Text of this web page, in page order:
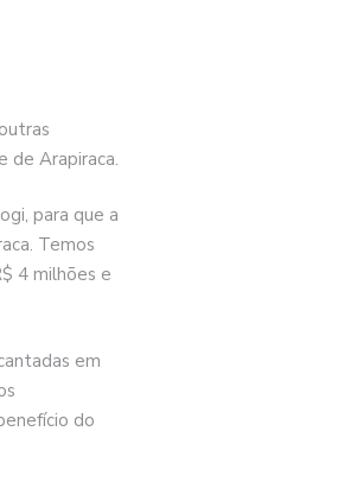
de Arapiraca.
para que a
Temos
4 milhões e
em
do